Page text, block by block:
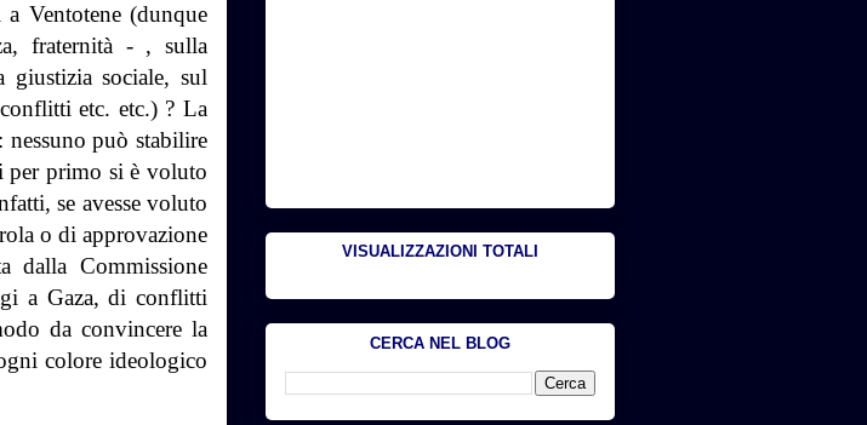
Ventotene (dunque
fraternità - , sulla
giustizia sociale, sul
etc. etc.) ? La
può stabilire
per primo si è voluto
se avesse voluto
o di approvazione
dalla Commissione
a Gaza, di conflitti
da convincere la
colore ideologico
VISUALIZZAZIONI TOTALI
CERCA NEL BLOG